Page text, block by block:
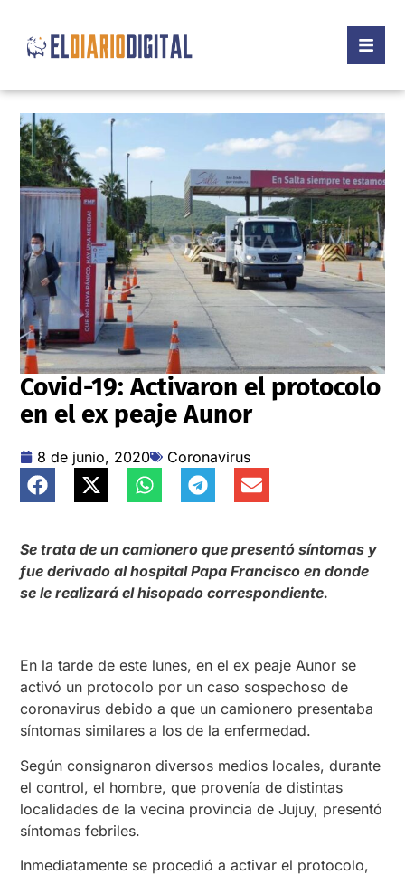
Covid-19: Activaron el protocolo
en el ex peaje Aunor
8 de junio, 2020 Coronavirus
Se trata de un camionero que presentó síntomas y
fue derivado al hospital Papa Francisco en donde
se le realizará el hisopado correspondiente.
En la tarde de este lunes, en el ex peaje Aunor se
activó un protocolo por un caso sospechoso de
coronavirus debido a que un camionero presentaba
síntomas similares a los de la enfermedad.
Según consignaron diversos medios locales, durante
el control, el hombre, que provenía de distintas
localidades de la vecina provincia de Jujuy, presentó
síntomas febriles.
Inmediatamente se procedió a activar el protocolo,